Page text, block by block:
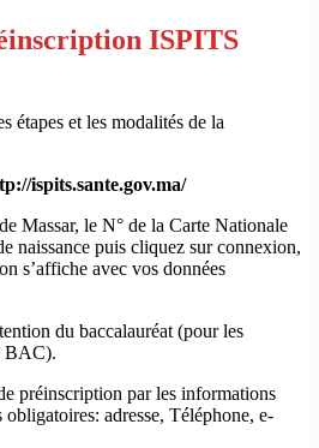
ISPITS
étapes et les modalités de la
ispits.sante.gov.ma/
Massar, le N° de la Carte Nationale
naissance puis cliquez sur connexion,
s’affiche avec vos données
du baccalauréat (pour les
BAC).
préinscription par les informations
obligatoires: adresse, Téléphone, e-